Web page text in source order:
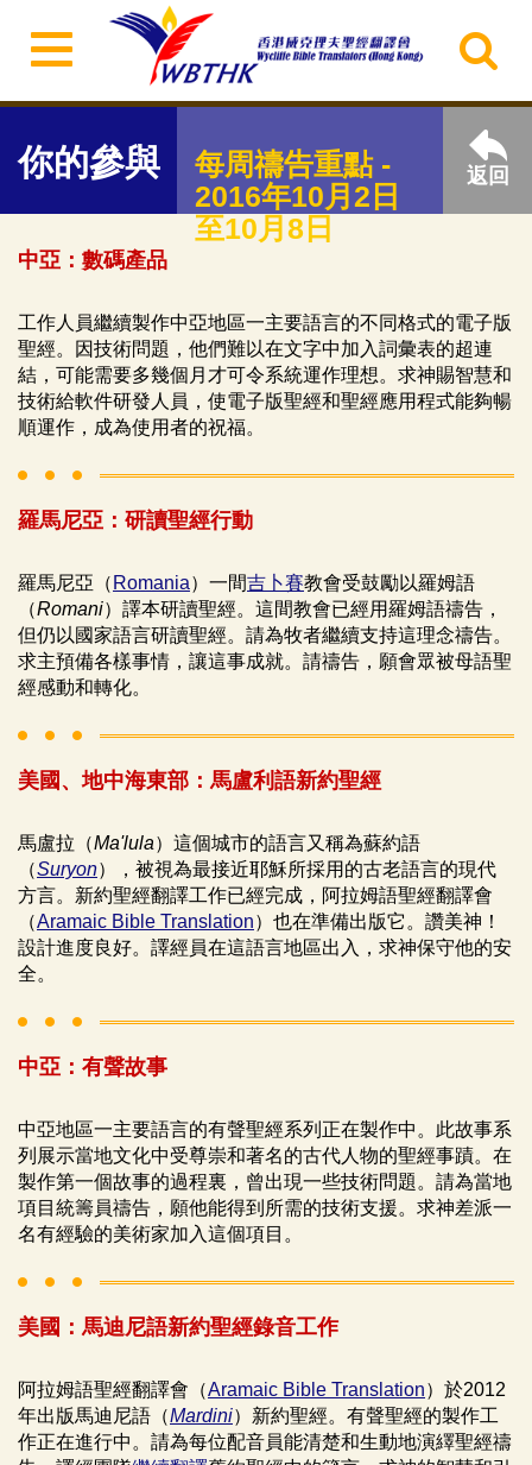
你的參與
每周禱告重點 -
2016年10月2日
至10月8日
返回
中亞：數碼產品
工作人員繼續製作中亞地區一主要語言的不同格式的電子版
聖經。因技術問題，他們難以在文字中加入詞彙表的超連
結，可能需要多幾個月才可令系統運作理想。求神賜智慧和
技術給軟件研發人員，使電子版聖經和聖經應用程式能夠暢
順運作，成為使用者的祝福。
羅馬尼亞：研讀聖經行動
羅馬尼亞（ Romania）一間吉卜賽教會受鼓勵以羅姆語
（Romani）譯本研讀聖經。這間教會已經用羅姆語禱告，
但仍以國家語言研讀聖經。請為牧者繼續支持這理念禱告。
求主預備各樣事情，讓這事成就。請禱告，願會眾被母語聖
經感動和轉化。
美國、地中海東部：馬盧利語新約聖經
馬盧拉（Ma'lula）這個城市的語言又稱為蘇約語
（Suryon），被視為最接近耶穌所採用的古老語言的現代
方言。新約聖經翻譯工作已經完成，阿拉姆語聖經翻譯會
（Aramaic Bible Translation）也在準備出版它。讚美神！
設計進度良好。譯經員在這語言地區出入，求神保守他的安
全。
中亞：有聲故事
中亞地區一主要語言的有聲聖經系列正在製作中。此故事系
列展示當地文化中受尊崇和著名的古代人物的聖經事蹟。在
製作第一個故事的過程裏，曾出現一些技術問題。請為當地
項目統籌員禱告，願他能得到所需的技術支援。求神差派一
名有經驗的美術家加入這個項目。
美國：馬迪尼語新約聖經錄音工作
阿拉姆語聖經翻譯會（Aramaic Bible Translation）於2012
年出版馬迪尼語（Mardini）新約聖經。有聲聖經的製作工
作正在進行中。請為每位配音員能清楚和生動地演繹聖經禱